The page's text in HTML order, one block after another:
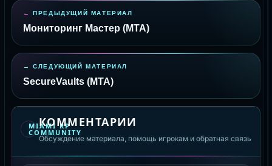
ПРЕДЫДУЩИЙ МАТЕРИАЛ
Мониторинг Мастер (MTA)
СЛЕДУЮЩИЙ МАТЕРИАЛ
SecureVaults (MTA)
MIAMI RP
COMMUNITY
КОММЕНТАРИИ
Обсуждение материала, помощь игрокам и обратная связь